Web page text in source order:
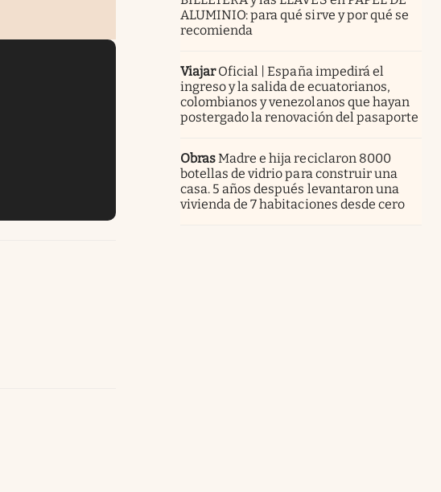
ALUMINIO: para qué sirve y por qué se
recomienda
Viajar Oficial | España impedirá el
ingreso y la salida de ecuatorianos,
colombianos y venezolanos que hayan
postergado la renovación del pasaporte
ObrasMadre e hija reciclaron 8000
botellas de vidrio para construir una
casa. 5 años después levantaron una
vivienda de 7 habitaciones desde cero